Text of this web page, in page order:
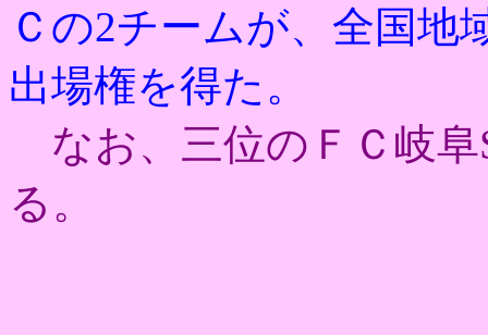
Ｃの2チームが、 全国地
出場権を得た。
なお、三位のＦＣ岐阜
る。